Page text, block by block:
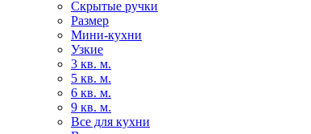
Скрытые ручки
Размер
Мини-кухни
Узкие
3 кв. м.
5 кв. м.
6 кв. м.
9 кв. м.
Все для кухни